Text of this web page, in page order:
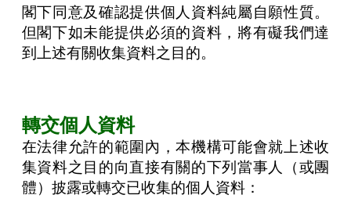
閣下同意及確認提供個人資料純屬自願性質。
但閣下如未能提供必須的資料，將有礙我們達
到上述有關收集資料之目的。
轉交個人資料
在法律允許的範圍內，本機構可能會就上述收
集資料之目的向直接有關的下列當事人（或團
體）披露或轉交已收集的個人資料：